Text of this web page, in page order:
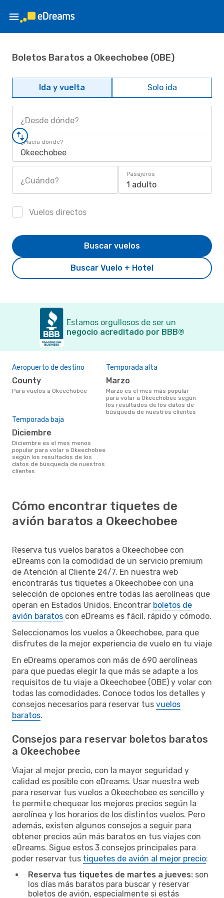
Boletos Baratos a Okeechobee (OBE)
Ida y vuelta Solo ida
¿Desde dónde?
¿Hacia dónde?
Okeechobee
¿Cuándo?
Pasajeros
1 adulto
Vuelos directos
Buscar Vuelo + Hotel
Buscar vuelos
Estamos orgullosos de ser un
negocio acreditado por BBB®
Aeropuerto de destino
County
Para vuelos a Okeechobee
Temporada alta
marzo
marzo es el mes más popular
para volar a Okeechobee según
los resultados de los datos de
búsqueda de nuestros clientes
Temporada baja
diciembre
diciembre es el mes menos
popular para volar a Okeechobee
según los resultados de los
datos de búsqueda de nuestros
clientes
Cómo encontrar tiquetes de
avión baratos a Okeechobee
Reserva tus vuelos baratos a Okeechobee con
eDreams con la comodidad de un servicio premium
de Atención al Cliente 24/7. En nuestra web
encontrarás tus tiquetes a Okeechobee con una
selección de opciones entre todas las aerolíneas que
operan en Estados Unidos. Encontrar boletos de
avión baratos con eDreams es fácil, rápido y cómodo.
Seleccionamos los vuelos a Okeechobee, para que
disfrutes de la mejor experiencia de vuelo en tu viaje
En eDreams operamos con más de 690 aerolíneas
para que puedas elegir la que más se adapte a los
requisitos de tu viaje a Okeechobee (OBE) y volar con
todas las comodidades. Conoce todos los detalles y
consejos necesarios para reservar tus vuelos
baratos.
Consejos para reservar boletos baratos
a Okeechobee
Viajar al mejor precio, con la mayor seguridad y
calidad es posible con eDreams. Usar nuestra web
para reservar tus vuelos a Okeechobee es sencillo y
te permite chequear los mejores precios según la
aerolínea y los horarios de los distintos vuelos. Pero
además, existen algunos consejos a seguir para
obtener precios aún más baratos en tus viajes con
eDreams. Sigue estos 3 consejos principales para
poder reservar tus tiquetes de avión al mejor precio:
Reserva tus tiquetes de martes a jueves: son
los días más baratos para buscar y reservar
boletos de avión, especialmente si estás